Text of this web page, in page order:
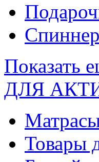
Показать
ДЛЯ
Товары